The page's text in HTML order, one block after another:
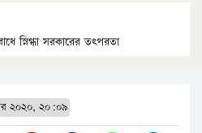
স্নিগ্ধা সরকারের তৎপরতা
২০২০, ২০:০৯